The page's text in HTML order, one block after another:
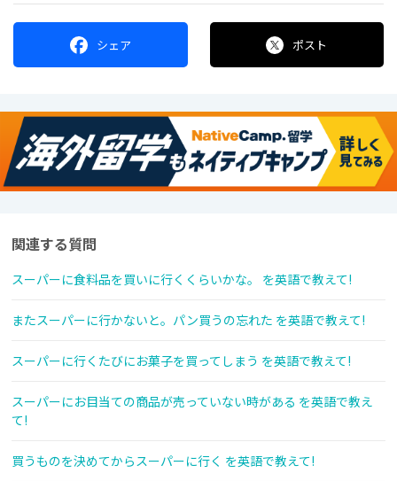
シェア ポスト
関連する質問
スーパーに食料品を買いに行くくらいかな。 を英語で教えて!
またスーパーに行かないと。パン買うの忘れた を英語で教えて!
スーパーに行くたびにお菓子を買ってしまう を英語で教えて!
スーパーにお目当ての商品が売っていない時がある を英語で教え
て!
買うものを決めてからスーパーに行く を英語で教えて!